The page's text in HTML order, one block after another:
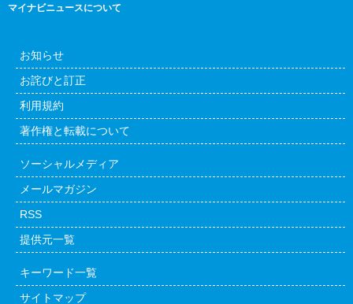
マイナビニュースについて
お知らせ
お詫びと訂正
利用規約
著作権と転載について
ソーシャルメディア
メールマガジン
RSS
提供元一覧
キーワード一覧
サイトマップ